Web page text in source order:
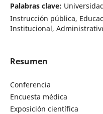
Palabras clave:
Instrucción pública,
Institucional,
Resumen
Conferencia
Encuesta médica
Exposición científica